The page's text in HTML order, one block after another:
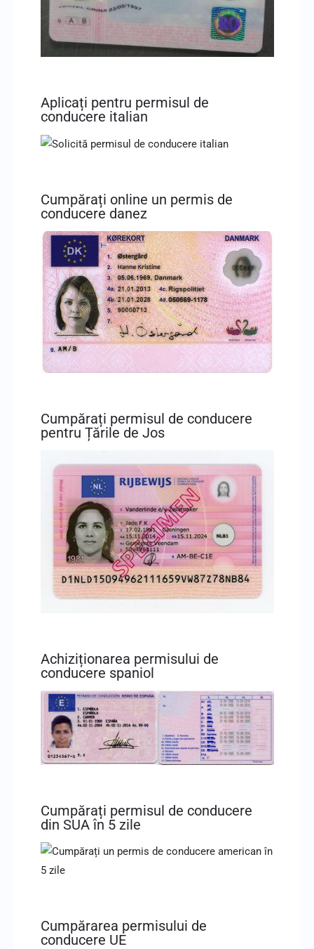
Aplicați pentru permisul de
conducere italian
Cumpărați online un permis de
conducere danez
Cumpărați permisul de conducere
pentru Țările de Jos
Achiziționarea permisului de
conducere spaniol
Cumpărați permisul de conducere
din SUA în 5 zile
Cumpărarea permisului de
conducere UE